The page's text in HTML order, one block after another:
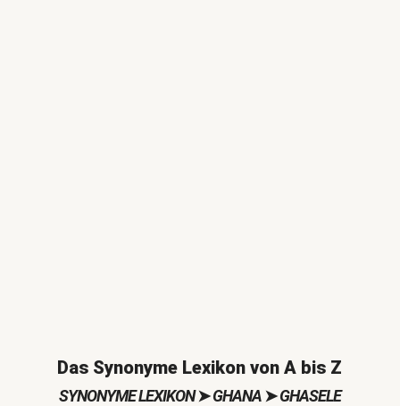
Das Synonyme Lexikon von A bis Z
SYNONYME LEXIKON➤GHANA➤GHASELE